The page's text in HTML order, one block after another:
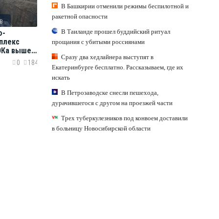
вышел
0 184
В Башкирии отменили режимы беспилотной и
ракетной опасности
В Таиланде прошел буддийский ритуал
прощания с убитыми россиянами
Сразу два хедлайнера выступят в
Екатеринбурге бесплатно. Рассказываем, где их
искать
В Петрозаводске снесли пешехода,
дурачившегося с другом на проезжей части
Трех туберкулезников под конвоем доставили
в больницу Новосибирской области